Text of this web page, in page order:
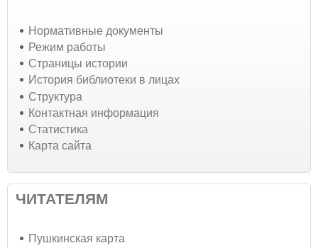
Нормативные документы
Режим работы
Страницы истории
История библиотеки в лицах
Структура
Контактная информация
Статистика
Карта сайта
ЧИТАТЕЛЯМ
Пушкинская карта